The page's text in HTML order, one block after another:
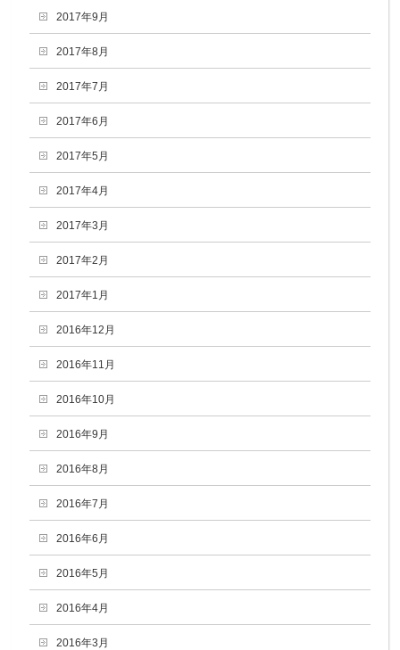
2017年9月
2017年8月
2017年7月
2017年6月
2017年5月
2017年4月
2017年3月
2017年2月
2017年1月
2016年12月
2016年11月
2016年10月
2016年9月
2016年8月
2016年7月
2016年6月
2016年5月
2016年4月
2016年3月